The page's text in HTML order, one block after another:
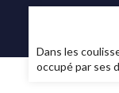
Dans les
occupé par ses